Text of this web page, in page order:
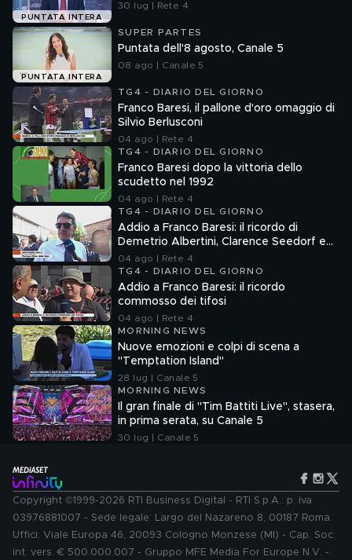
PUNTATA INTERA
30 lug | Rete 4
PUNTATA INTERA
SUPER PARTES
Puntata dell'8 agosto, Canale 5
08 ago | Canale 5
TG4 - DIARIO DEL GIORNO
Franco Baresi, il pallone d'oro omaggio di
Silvio Berlusconi
04 ago | Rete 4
TG4 - DIARIO DEL GIORNO
Franco Baresi dopo la vittoria dello
scudetto nel 1992
04 ago | Rete 4
TG4 - DIARIO DEL GIORNO
Addio a Franco Baresi: il ricordo di
Demetrio Albertini, Clarence Seedorf e
Giovanni Galli
04 ago | Rete 4
TG4 - DIARIO DEL GIORNO
Addio a Franco Baresi: il ricordo
commosso dei tifosi
04 ago | Rete 4
MORNING NEWS
Nuove emozioni e colpi di scena a
"Temptation Island"
28 lug | Canale 5
MORNING NEWS
Il gran finale di "Tim Battiti Live", stasera,
in prima serata, su Canale 5
30 lug | Canale 5
Copyright ©1999-2026 RTI Business Digital - RTI S.p.A.: p. iva
03976881007 - Sede legale: Largo del Nazareno 8, 00187 Roma.
Uffici: Viale Europa 46, 20093 Cologno Monzese (MI) - Cap. Soc.
int. vers. € 500.000.007 - Gruppo MFE Media For Europe N.V. -